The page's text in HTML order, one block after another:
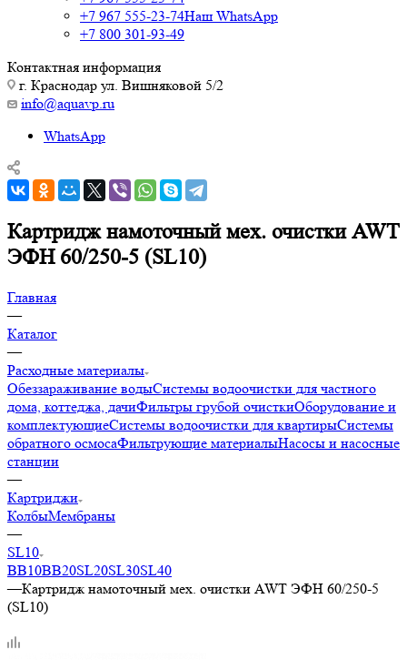
+7 967 555-23-74Наш WhatsApp
+7 800 301-93-49
Контактная информация
г. Краснодар ул. Вишняковой 5/2
info@aquavp.ru
WhatsApp
Картридж намоточный мех. очистки AWT
ЭФН 60/250-5 (SL10)
Главная
—
Каталог
—
Расходные материалы
Обеззараживание водыСистемы водоочистки для частного
дома, коттеджа, дачиФильтры грубой очисткиОборудование и
комплектующиеСистемы водоочистки для квартирыСистемы
обратного осмосаФильтрующие материалыНасосы и насосные
станции
—
Картриджи
КолбыМембраны
—
SL10
BB10BB20SL20SL30SL40
—Картридж намоточный мех. очистки AWT ЭФН 60/250-5
(SL10)